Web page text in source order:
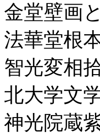
金堂壁画
法華堂根
智光変相
北大学文
神光院蔵